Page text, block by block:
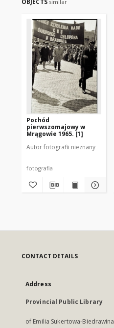
OBJECTS similar
Pochód
pierwszomajowy w
Mrągowie 1965. [1]
Autor fotografii nieznany
fotografia
CONTACT DETAILS
Address
Provincial Public Library
of Emilia Sukertowa-Biedrawina